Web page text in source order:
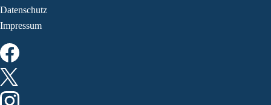
Datenschutz
Impressum